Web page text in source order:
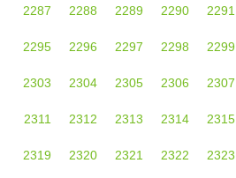
2287 2288 2289 2290 2291
2295 2296 2297 2298 2299
2303 2304 2305 2306 2307
2311 2312 2313 2314 2315
2319 2320 2321 2322 2323